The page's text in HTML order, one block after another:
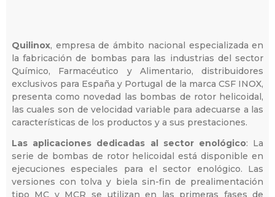
Quilinox, empresa de ámbito nacional especializada en
la fabricación de bombas para las industrias del sector
Químico, Farmacéutico y Alimentario, distribuidores
exclusivos para España y Portugal de la marca CSF INOX,
presenta como novedad las bombas de rotor helicoidal,
las cuales son de velocidad variable para adecuarse a las
características de los productos y a sus prestaciones.
Las aplicaciones dedicadas al sector enológico: La
serie de bombas de rotor helicoidal está disponible en
ejecuciones especiales para el sector enológico. Las
versiones con tolva y biela sin-fin de prealimentación
tipo MC y MCR se utilizan en las primeras fases de